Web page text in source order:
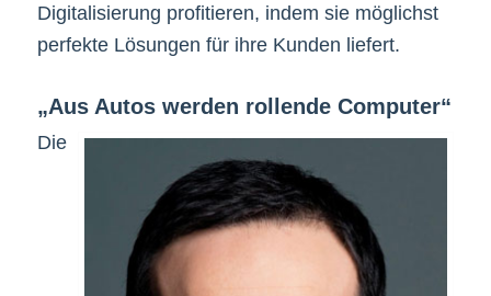
Digitalisierung profitieren, indem sie möglichst
perfekte Lösungen für ihre Kunden liefert.
„Aus Autos werden rollende Computer“
Die